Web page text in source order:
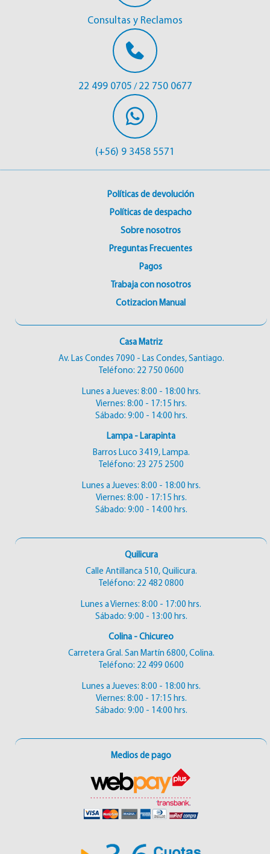
Consultas y Reclamos
22 499 0705 / 22 750 0677
(+56) 9 3458 5571
Políticas de devolución
Políticas de despacho
Sobre nosotros
Preguntas Frecuentes
Pagos
Trabaja con nosotros
Cotizacion Manual
Casa Matriz
Av. Las Condes 7090 - Las Condes, Santiago.
Teléfono: 22 750 0600
Lunes a Jueves: 8:00 - 18:00 hrs.
Viernes: 8:00 - 17:15 hrs.
Sábado: 9:00 - 14:00 hrs.
Lampa - Larapinta
Barros Luco 3419, Lampa.
Teléfono: 23 275 2500
Lunes a Jueves: 8:00 - 18:00 hrs.
Viernes: 8:00 - 17:15 hrs.
Sábado: 9:00 - 14:00 hrs.
Quilicura
Calle Antillanca 510, Quilicura.
Teléfono: 22 482 0800
Lunes a Viernes: 8:00 - 17:00 hrs.
Sábado: 9:00 - 13:00 hrs.
Colina - Chicureo
Carretera Gral. San Martín 6800, Colina.
Teléfono: 22 499 0600
Lunes a Jueves: 8:00 - 18:00 hrs.
Viernes: 8:00 - 17:15 hrs.
Sábado: 9:00 - 14:00 hrs.
Medios de pago